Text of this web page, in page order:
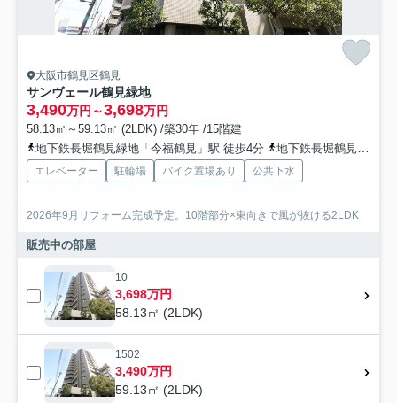
大阪市鶴見区鶴見
サンヴェール鶴見緑地
3,490万円～3,698万円
58.13㎡～59.13㎡ (2LDK) /築30年 /15階建
地下鉄長堀鶴見緑地「今福鶴見」駅 徒歩4分
地下鉄長堀鶴見緑地「横堤」駅 徒歩17分
エレベーター 駐輪場 バイク置場あり 公共下水
2026年9月リフォーム完成予定。10階部分×東向きで風が抜ける2LDK
販売中の部屋
10
3,698万円
58.13㎡ (2LDK)
1502
3,490万円
59.13㎡ (2LDK)